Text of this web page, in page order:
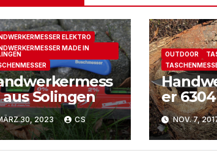
ELEKTRO
MADE IN
Solingen
30, 2023 CS
OUTDOOR
er 6304
NOV. 7,